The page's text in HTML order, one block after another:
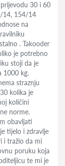
30 i 60
14, 154/14
na
. Takooder
je potrebno
stoji da je
1000 kg.
straznju
kolika je
količini
norme.
obavljati
tijelo i zdravlje
i tražio da mi
poruku koja
te mi je